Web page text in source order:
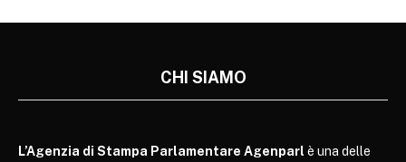
CHI SIAMO
L’Agenzia di Stampa Parlamentare Agenparl è una delle